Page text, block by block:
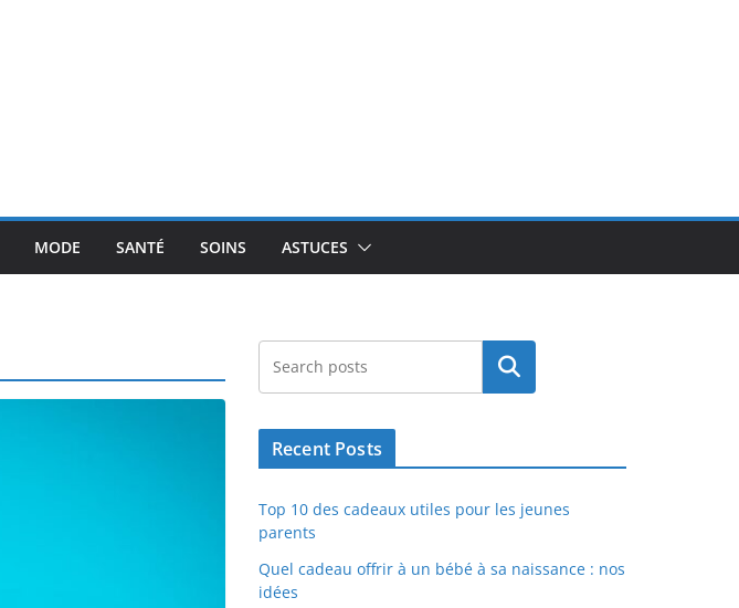
MODE SANTÉ SOINS ASTUCES
Rechercher
Recent Posts
Top 10 des cadeaux utiles pour les jeunes
parents
Quel cadeau offrir à un bébé à sa naissance : nos
idées